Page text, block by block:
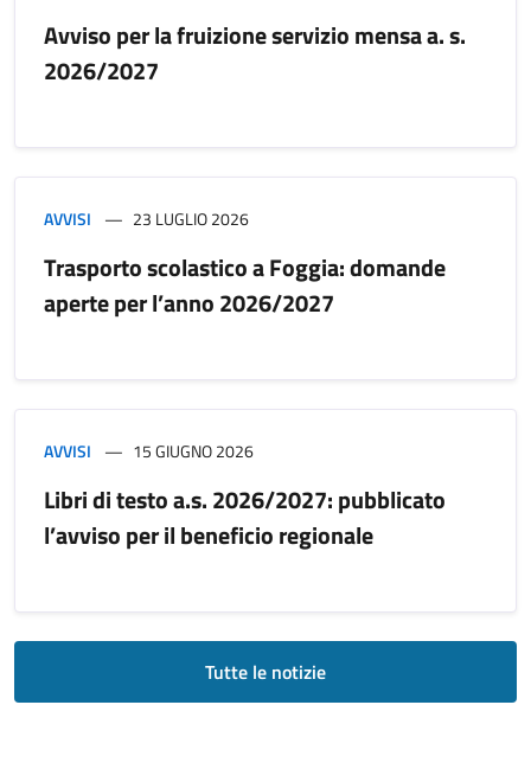
Avviso per la fruizione servizio mensa a. s.
2026/2027
AVVISI 23 LUGLIO 2026
Trasporto scolastico a Foggia: domande
aperte per l’anno 2026/2027
AVVISI 15 GIUGNO 2026
Libri di testo a.s. 2026/2027: pubblicato
l’avviso per il beneficio regionale
Tutte le notizie